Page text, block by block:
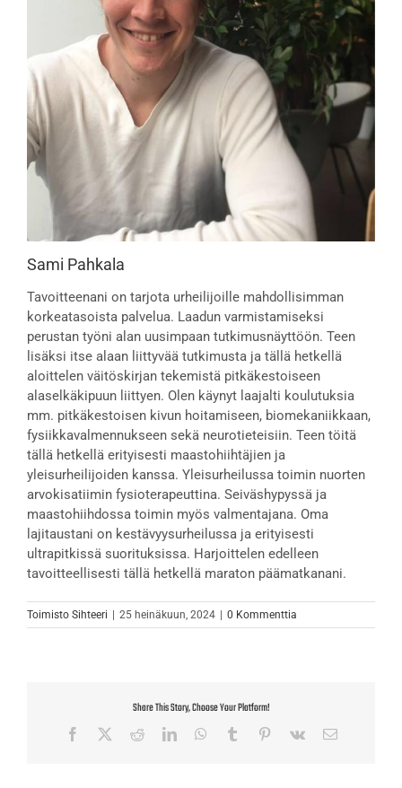
Sami Pahkala
Tavoitteenani on tarjota urheilijoille mahdollisimman
korkeatasoista palvelua. Laadun varmistamiseksi
perustan työni alan uusimpaan tutkimusnäyttöön. Teen
lisäksi itse alaan liittyvää tutkimusta ja tällä hetkellä
aloittelen väitöskirjan tekemistä pitkäkestoiseen
alaselkäkipuun liittyen. Olen käynyt laajalti koulutuksia
mm. pitkäkestoisen kivun hoitamiseen, biomekaniikkaan,
fysiikkavalmennukseen sekä neurotieteisiin. Teen töitä
tällä hetkellä erityisesti maastohiihtäjien ja
yleisurheilijoiden kanssa. Yleisurheilussa toimin nuorten
arvokisatiimin fysioterapeuttina. Seiväshypyssä ja
maastohiihdossa toimin myös valmentajana. Oma
lajitaustani on kestävyysurheilussa ja erityisesti
ultrapitkissä suorituksissa. Harjoittelen edelleen
tavoitteellisesti tällä hetkellä maraton päämatkanani.
Toimisto Sihteeri | 25 heinäkuun, 2024 | 0 Kommenttia
Share This Story, Choose Your Platform!
Facebook RedditLinkedInWhatsApp
Tumblr Pinterest
Vk Sähköposti